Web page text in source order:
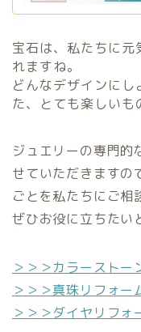
宝石は、私たちに元
れますね。
どんなデザインに
た、とても楽しいも
ジュエリーの専門的
せていただきますの
ごとを私たちにご相
ぜひお役に立ちたい
＞＞＞カラーストー
＞＞＞真珠リフォー
＞＞＞ダイヤリフォ